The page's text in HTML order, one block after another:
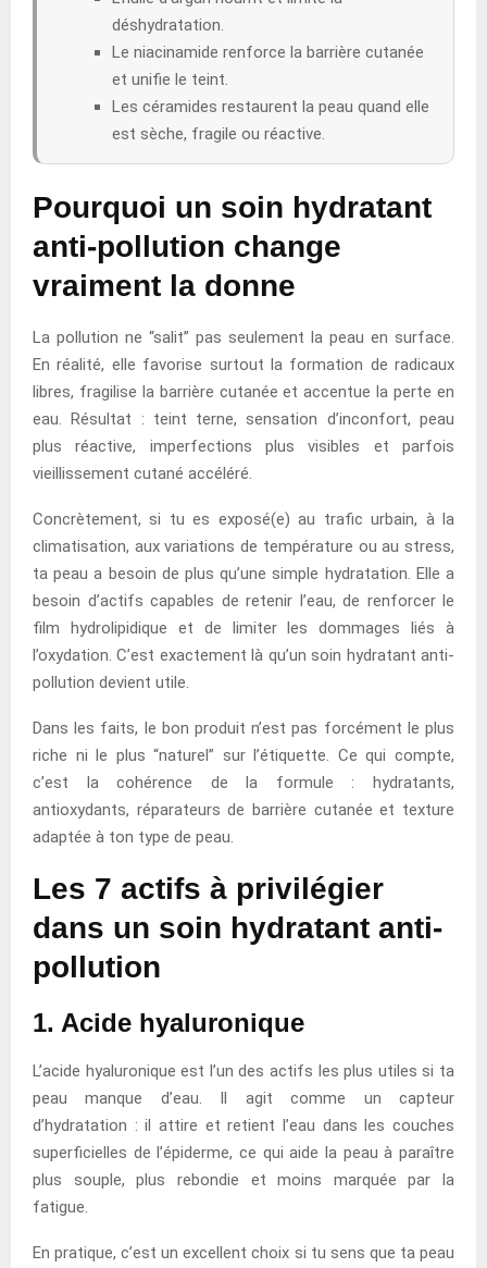
déshydratation.
Le niacinamide renforce la barrière cutanée
et unifie le teint.
Les céramides restaurent la peau quand elle
est sèche, fragile ou réactive.
Pourquoi un soin hydratant
anti-pollution change
vraiment la donne
La pollution ne “salit” pas seulement la peau en surface.
En réalité, elle favorise surtout la formation de radicaux
libres, fragilise la barrière cutanée et accentue la perte en
eau. Résultat : teint terne, sensation d’inconfort, peau
plus réactive, imperfections plus visibles et parfois
vieillissement cutané accéléré.
Concrètement, si tu es exposé(e) au trafic urbain, à la
climatisation, aux variations de température ou au stress,
ta peau a besoin de plus qu’une simple hydratation. Elle a
besoin d’actifs capables de retenir l’eau, de renforcer le
film hydrolipidique et de limiter les dommages liés à
l’oxydation. C’est exactement là qu’un soin hydratant anti-
pollution devient utile.
Dans les faits, le bon produit n’est pas forcément le plus
riche ni le plus “naturel” sur l’étiquette. Ce qui compte,
c’est la cohérence de la formule : hydratants,
antioxydants, réparateurs de barrière cutanée et texture
adaptée à ton type de peau.
Les 7 actifs à privilégier
dans un soin hydratant anti-
pollution
1. Acide hyaluronique
L’acide hyaluronique est l’un des actifs les plus utiles si ta
peau manque d’eau. Il agit comme un capteur
d’hydratation : il attire et retient l’eau dans les couches
superficielles de l’épiderme, ce qui aide la peau à paraître
plus souple, plus rebondie et moins marquée par la
fatigue.
En pratique, c’est un excellent choix si tu sens que ta peau